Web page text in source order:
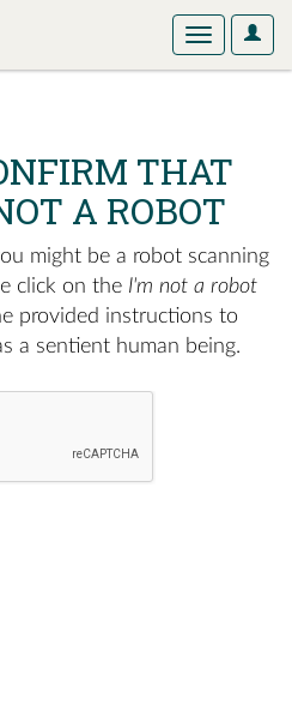
User
Toggle
THAT
A ROBOT
might be a robot scanning
click on the I'm not a robot
provided instructions to
a sentient human being.